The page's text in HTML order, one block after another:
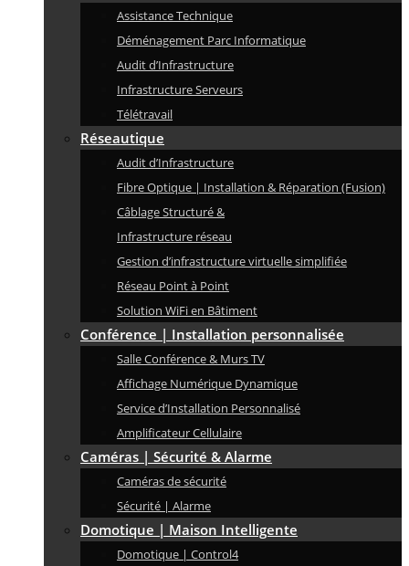
Assistance Technique
Déménagement Parc Informatique
Audit d’Infrastructure
Infrastructure Serveurs
Télétravail
Réseautique
Audit d’Infrastructure
Fibre Optique | Installation & Réparation (Fusion)
Câblage Structuré &
Infrastructure réseau
Gestion d’infrastructure virtuelle simplifiée
Réseau Point à Point
Solution WiFi en Bâtiment
Conférence | Installation personnalisée
Salle Conférence & Murs TV
Affichage Numérique Dynamique
Service d’Installation Personnalisé
Amplificateur Cellulaire
Caméras | Sécurité & Alarme
Caméras de sécurité
Sécurité | Alarme
Domotique | Maison Intelligente
Domotique | Control4